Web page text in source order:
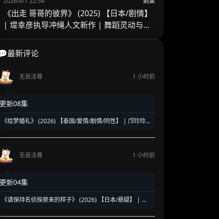
《出走 哥哥的彼界》 (2025) 【日本/剧情】
| 堤幸彦执导冲绳人文新作 | 舞蹈灵动与家
最新评论
无良法尊 1 小时前
更新08集
《绘梦婚礼》 (2026) 【泰国/爱情/剧情/同性】 | 邝玲玲
无良法尊 1 小时前
更新04集
《请保持名侦探原来的样子》 (2026) 【日本/悬疑】 | 幻